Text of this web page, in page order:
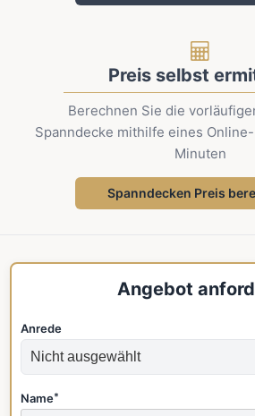
Preis selbst
Berechnen Sie die
Spanndecke mithilfe eines
Minuten
Spanndecken Preis
Angebot
Anrede
Name*